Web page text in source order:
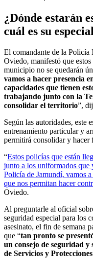
¿Dónde estarán
cuál es su
El comandante de la
Oviedo, manifestó que
municipio no se quedarán
vamos a hacer presencia
capacidades que tienen
trabajando junto con la
consolidar el territorio”,
Según las autoridades, este
entrenamiento particular y
permitirá consolidar y hacer
“Estos policías que están
junto a los uniformados que
Policía de Jamundí, vamos
que nos permitan hacer
Oviedo.
Al preguntarle al oficial
seguridad especial para los
asesinato, el fin de semana
que “tan pronto se
un consejo de seguridad y
de Servicios y Protecciones